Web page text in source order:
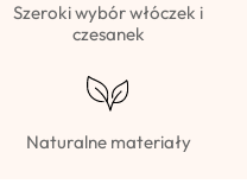
Szeroki wybór włóczek i
czesanek
Naturalne materiały